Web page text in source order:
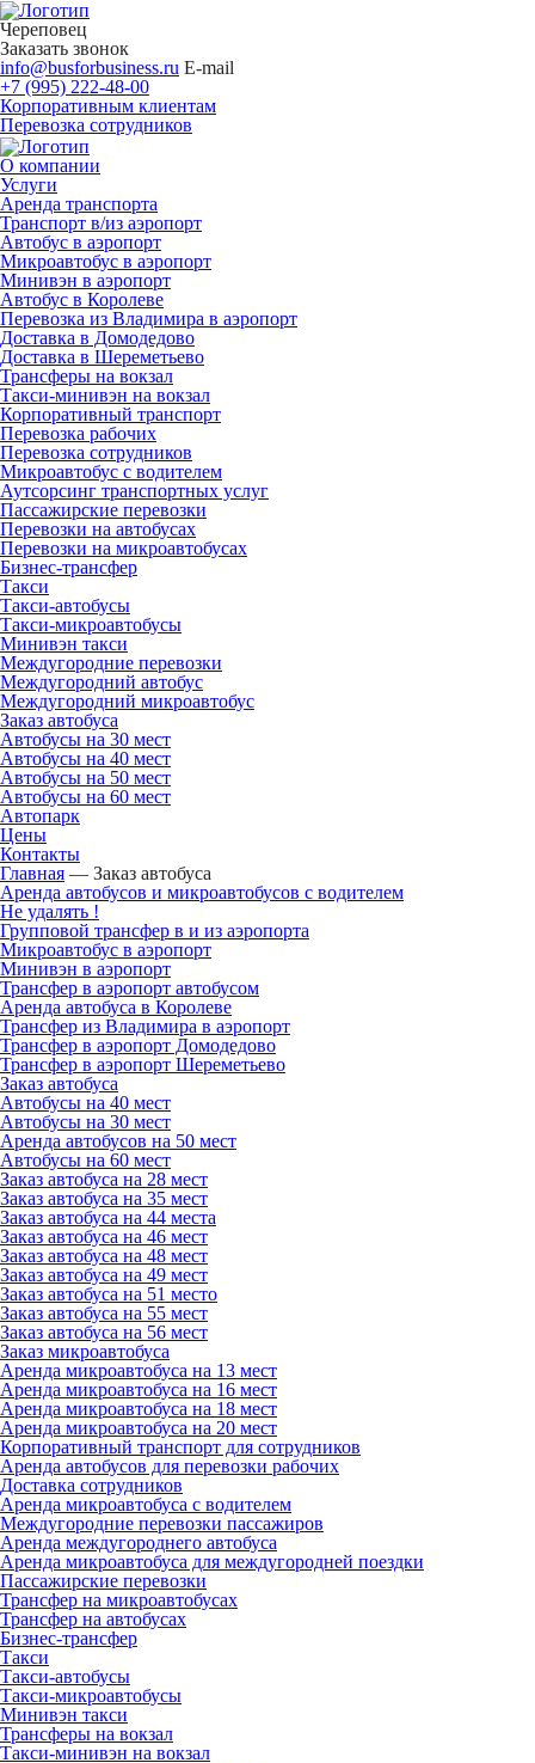
Череповец
Заказать звонок
info@busforbusiness.ru E-mail
+7 (995) 222-48-00
Корпоративным клиентам
Перевозка сотрудников
О компании
Услуги
Аренда транспорта
Транспорт в/из аэропорт
Автобус в аэропорт
Микроавтобус в аэропорт
Минивэн в аэропорт
Автобус в Королеве
Перевозка из Владимира в аэропорт
Доставка в Домодедово
Доставка в Шереметьево
Трансферы на вокзал
Такси-минивэн на вокзал
Корпоративный транспорт
Перевозка рабочих
Перевозка сотрудников
Микроавтобус с водителем
Аутсорсинг транспортных услуг
Пассажирские перевозки
Перевозки на автобусах
Перевозки на микроавтобусах
Бизнес-трансфер
Такси
Такси-автобусы
Такси-микроавтобусы
Минивэн такси
Междугородние перевозки
Междугородний автобус
Междугородний микроавтобус
Заказ автобуса
Автобусы на 30 мест
Автобусы на 40 мест
Автобусы на 50 мест
Автобусы на 60 мест
Автопарк
Цены
Контакты
Главная — Заказ автобуса
Аренда автобусов и микроавтобусов с водителем
Не удалять !
Групповой трансфер в и из аэропорта
Микроавтобус в аэропорт
Минивэн в аэропорт
Трансфер в аэропорт автобусом
Аренда автобуса в Королеве
Трансфер из Владимира в аэропорт
Трансфер в аэропорт Домодедово
Трансфер в аэропорт Шереметьево
Заказ автобуса
Автобусы на 40 мест
Автобусы на 30 мест
Аренда автобусов на 50 мест
Автобусы на 60 мест
Заказ автобуса на 28 мест
Заказ автобуса на 35 мест
Заказ автобуса на 44 места
Заказ автобуса на 46 мест
Заказ автобуса на 48 мест
Заказ автобуса на 49 мест
Заказ автобуса на 51 место
Заказ автобуса на 55 мест
Заказ автобуса на 56 мест
Заказ микроавтобуса
Аренда микроавтобуса на 13 мест
Аренда микроавтобуса на 16 мест
Аренда микроавтобуса на 18 мест
Аренда микроавтобуса на 20 мест
Корпоративный транспорт для сотрудников
Аренда автобусов для перевозки рабочих
Доставка сотрудников
Аренда микроавтобуса с водителем
Междугородние перевозки пассажиров
Аренда междугороднего автобуса
Аренда микроавтобуса для междугородней поездки
Пассажирские перевозки
Трансфер на микроавтобусах
Трансфер на автобусах
Бизнес-трансфер
Такси
Такси-автобусы
Такси-микроавтобусы
Минивэн такси
Трансферы на вокзал
Такси-минивэн на вокзал